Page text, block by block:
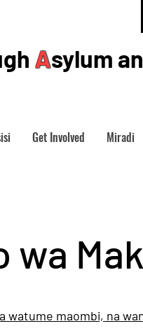
Asylum
Get Involved Miradi
wa
watume maombi, na